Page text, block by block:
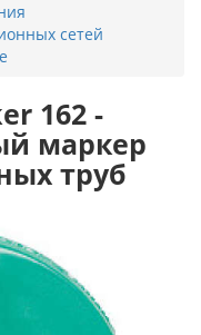
сетей
162 -
маркер
труб